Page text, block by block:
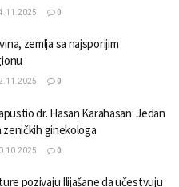
0
zemlja sa najsporijim
0
dr. Hasan Karahasan: Jedan
ginekologa
0
pozivaju Ilijašane da učestvuju